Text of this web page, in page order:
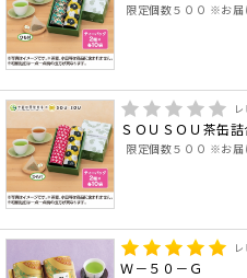
限定個数５００ ※お
ＳＯＵＳＯＵ茶缶詰
限定個数５００ ※お
Ｗ－５０－Ｇ